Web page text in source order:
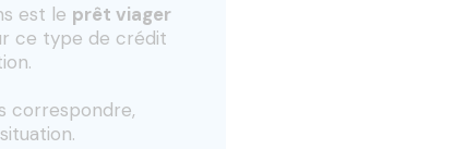
est le prêt viager
ce type de crédit
correspondre,